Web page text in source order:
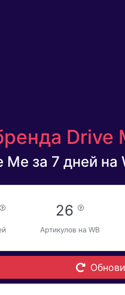
Drive
за 7 дней на
26
Артикулов на WB